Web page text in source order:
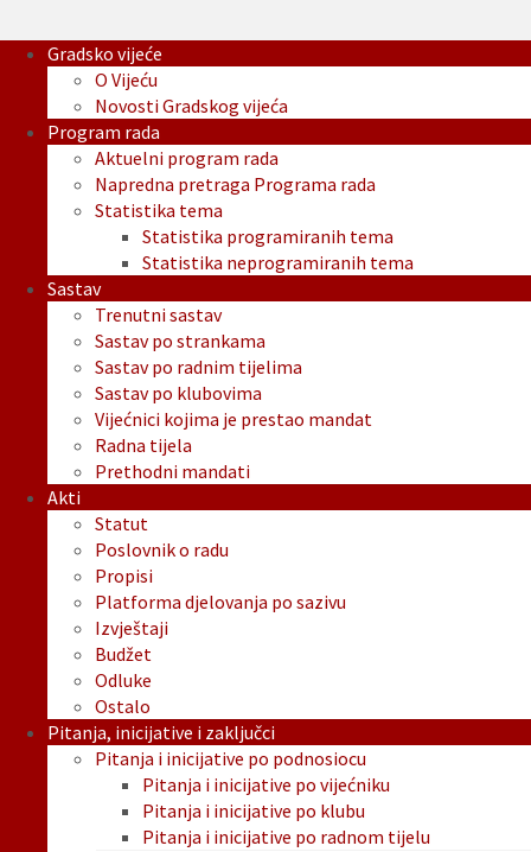
Gradsko vijeće
O Vijeću
Novosti Gradskog vijeća
Program rada
Aktuelni program rada
Napredna pretraga Programa rada
Statistika tema
Statistika programiranih tema
Statistika neprogramiranih tema
Sastav
Trenutni sastav
Sastav po strankama
Sastav po radnim tijelima
Sastav po klubovima
Vijećnici kojima je prestao mandat
Radna tijela
Prethodni mandati
Akti
Statut
Poslovnik o radu
Propisi
Platforma djelovanja po sazivu
Izvještaji
Budžet
Odluke
Ostalo
Pitanja, inicijative i zaključci
Pitanja i inicijative po podnosiocu
Pitanja i inicijative po vijećniku
Pitanja i inicijative po klubu
Pitanja i inicijative po radnom tijelu